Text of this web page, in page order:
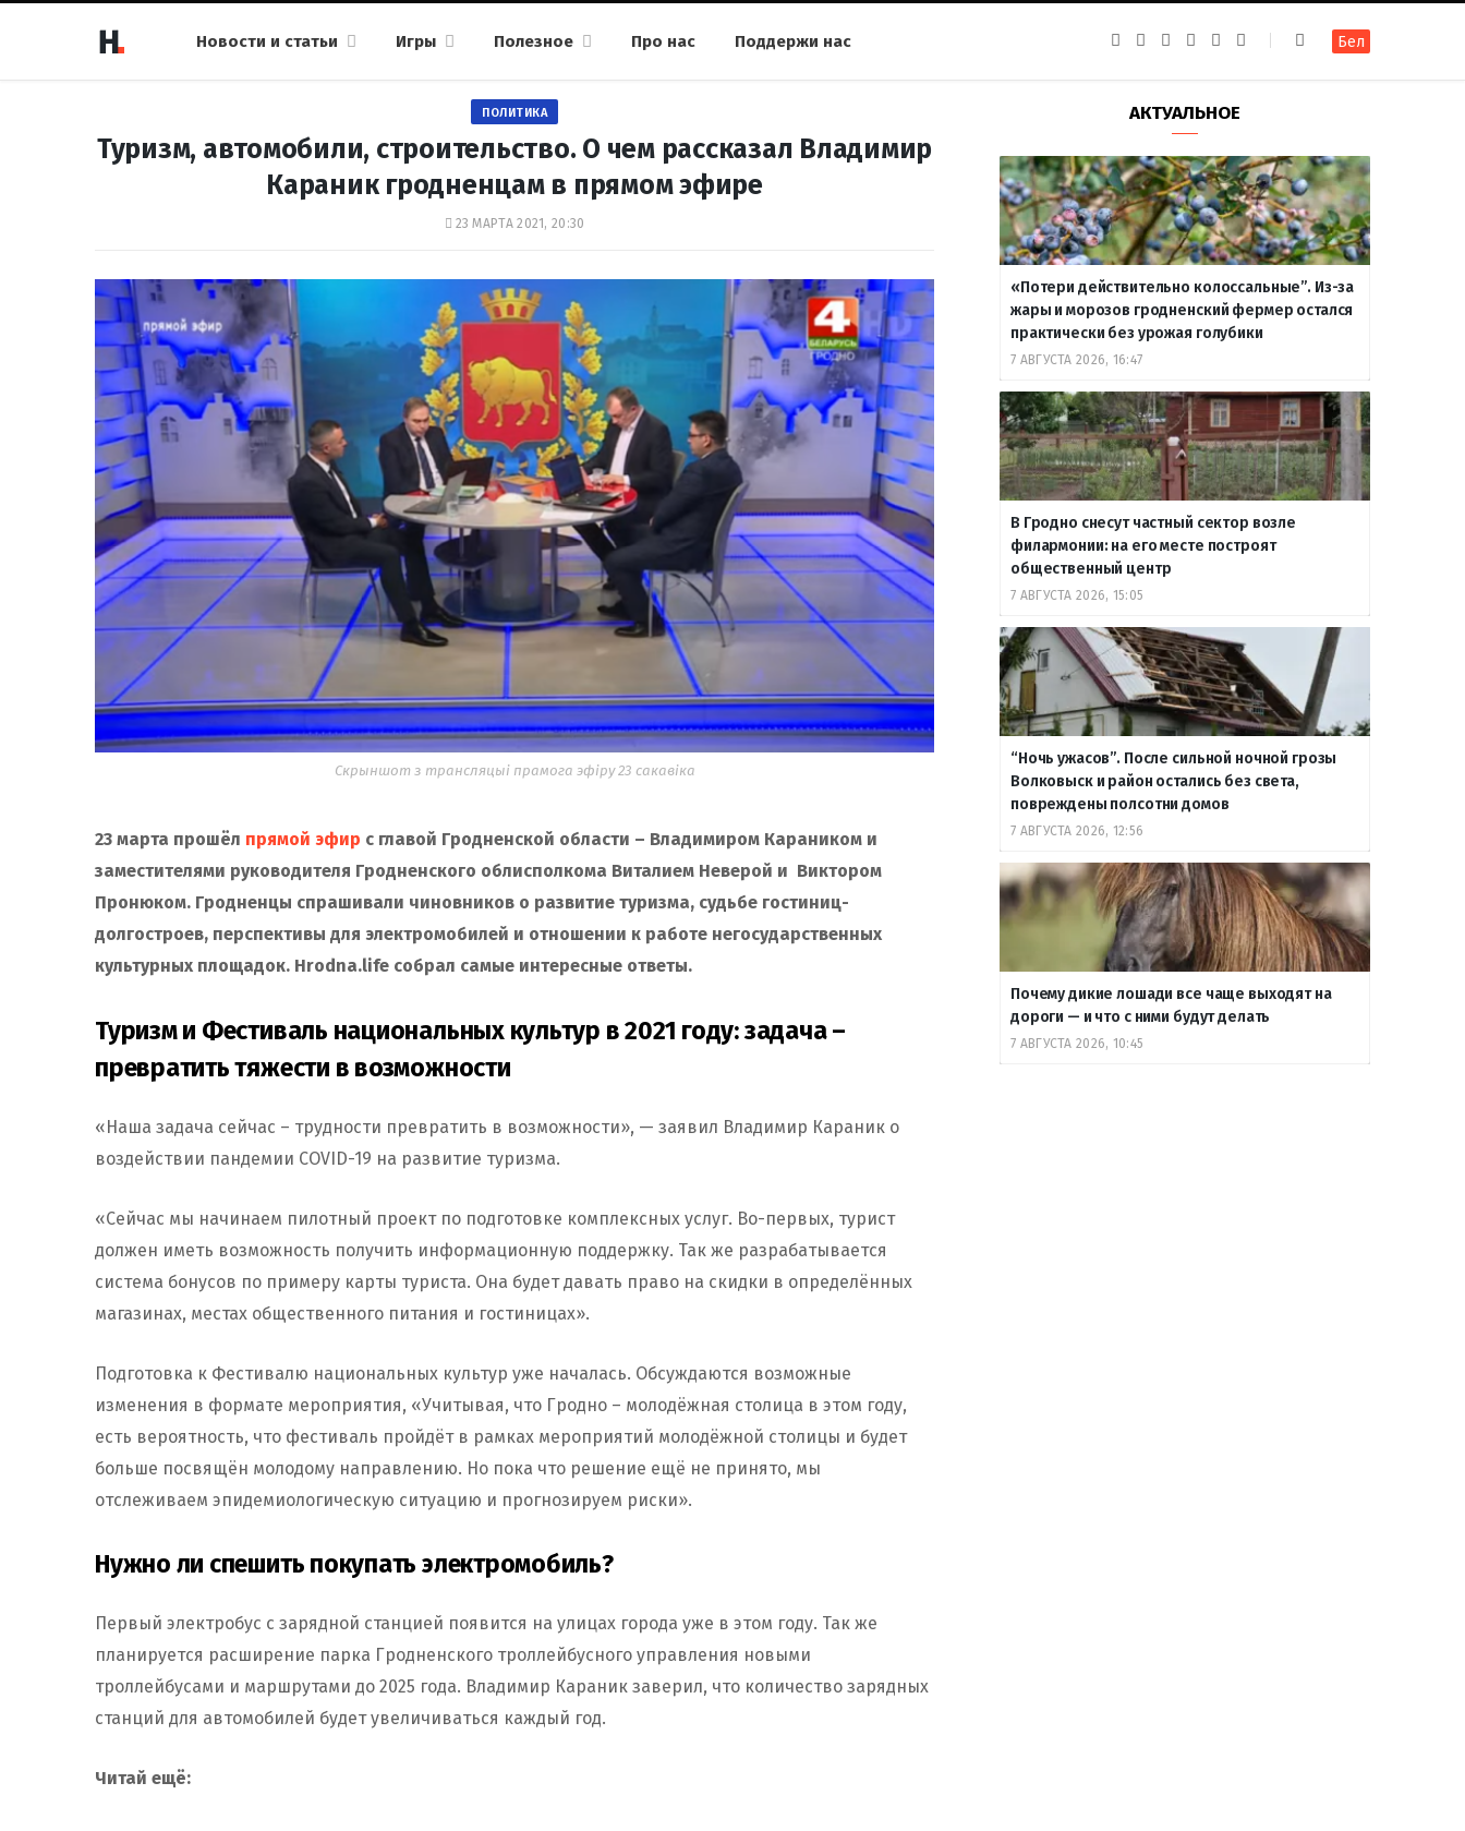
Новости и статьи Игры Полезное Про нас Поддержи нас
k
a
g
a
m
g
r
a
m
u
b
т
е
Бел
ПОЛИТИКА
Туризм, автомобили, строительство. О чем рассказал Владимир
Караник гродненцам в прямом эфире
23 МАРТА 2021, 20:30
Скрыншот з трансляцыі прамога эфіру 23 сакавіка
23 марта прошёл прямой эфир с главой Гродненской области – Владимиром Караником и
заместителями руководителя Гродненского облисполкома Виталием Неверой и Виктором
Пронюком. Гродненцы спрашивали чиновников о развитие туризма, судьбе гостиниц-
долгостроев, перспективы для электромобилей и отношении к работе негосударственных
культурных площадок. Hrodna.life собрал самые интересные ответы.
Туризм и Фестиваль национальных культур в 2021 году: задача –
превратить тяжести в возможности
«Наша задача сейчас – трудности превратить в возможности», — заявил Владимир Караник о
воздействии пандемии COVID-19 на развитие туризма.
«Сейчас мы начинаем пилотный проект по подготовке комплексных услуг. Во-первых, турист
должен иметь возможность получить информационную поддержку. Так же разрабатывается
система бонусов по примеру карты туриста. Она будет давать право на скидки в определённых
магазинах, местах общественного питания и гостиницах».
Подготовка к Фестивалю национальных культур уже началась. Обсуждаются возможные
изменения в формате мероприятия, «Учитывая, что Гродно – молодёжная столица в этом году,
есть вероятность, что фестиваль пройдёт в рамках мероприятий молодёжной столицы и будет
больше посвящён молодому направлению. Но пока что решение ещё не принято, мы
отслеживаем эпидемиологическую ситуацию и прогнозируем риски».
Нужно ли спешить покупать электромобиль?
Первый электробус с зарядной станцией появится на улицах города уже в этом году. Так же
планируется расширение парка Гродненского троллейбусного управления новыми
троллейбусами и маршрутами до 2025 года. Владимир Караник заверил, что количество зарядных
станций для автомобилей будет увеличиваться каждый год.
Читай ещё:
АКТУАЛЬНОЕ
«Потери действительно колоссальные”. Из-за
жары и морозов гродненский фермер остался
практически без урожая голубики
7 АВГУСТА 2026, 16:47
В Гродно снесут частный сектор возле
филармонии: на его месте построят
общественный центр
7 АВГУСТА 2026, 15:05
“Ночь ужасов”. После сильной ночной грозы
Волковыск и район остались без света,
повреждены полсотни домов
7 АВГУСТА 2026, 12:56
Почему дикие лошади все чаще выходят на
дороги — и что с ними будут делать
7 АВГУСТА 2026, 10:45